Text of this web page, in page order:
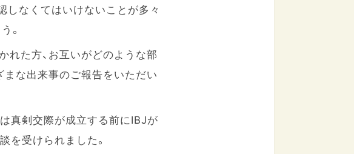
しなくてはいけないことが多々
。
た方、お互いがどのような部
な出来事のご報告をいただい
真剣交際が成立する前にIBJが
を受けられました。